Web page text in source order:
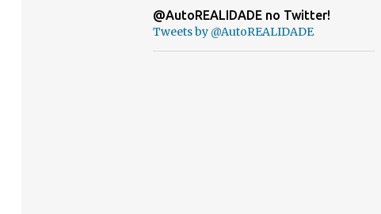
@AutoREALIDADE no Twitter!
Tweets by @AutoREALIDADE